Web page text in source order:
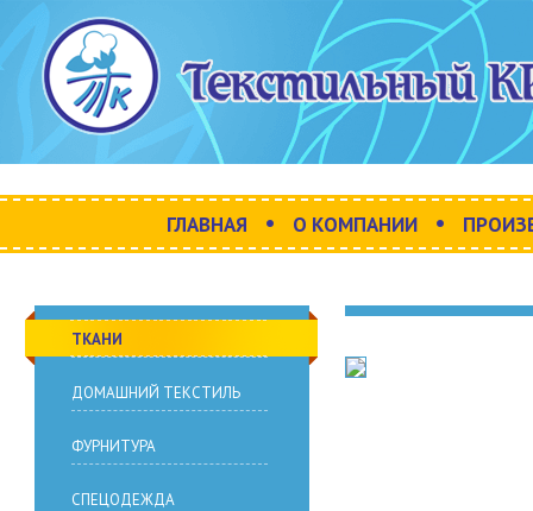
ГЛАВНАЯ • О КОМПАНИИ •
ТКАНИ
ДОМАШНИЙ ТЕКСТИЛЬ
ФУРНИТУРА
СПЕЦОДЕЖДА